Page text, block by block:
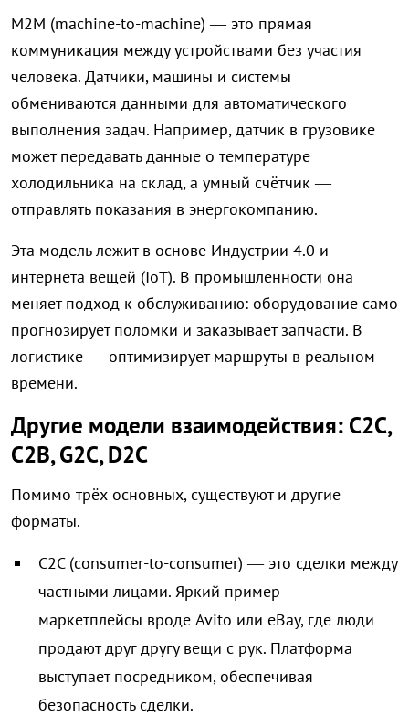
M2M (machine-to-machine) — это прямая
коммуникация между устройствами без участия
человека. Датчики, машины и системы
обмениваются данными для автоматического
выполнения задач. Например, датчик в грузовике
может передавать данные о температуре
холодильника на склад, а умный счётчик —
отправлять показания в энергокомпанию.
Эта модель лежит в основе Индустрии 4.0 и
интернета вещей (IoT). В промышленности она
меняет подход к обслуживанию: оборудование само
прогнозирует поломки и заказывает запчасти. В
логистике — оптимизирует маршруты в реальном
времени.
Другие модели взаимодействия: C2C,
C2B, G2C, D2C
Помимо трёх основных, существуют и другие
форматы.
C2C (consumer-to-consumer) — это сделки между
частными лицами. Яркий пример —
маркетплейсы вроде Avito или eBay, где люди
продают друг другу вещи с рук. Платформа
выступает посредником, обеспечивая
безопасность сделки.